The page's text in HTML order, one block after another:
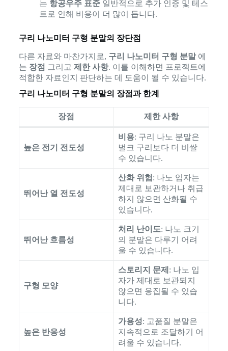
는 항공우주 표준일반적으로 추가 인증 및 테스
트로 인해 비용이 더 많이 듭니다.
구리 나노미터 구형 분말의 장단점
다른 자료와 마찬가지로, 구리 나노미터 구형 분말에
는 장점 그리고 제한 사항. 이를 이해하면 프로젝트에
적합한 자료인지 판단하는 데 도움이 될 수 있습니다.
구리 나노미터 구형 분말의 장점과 한계
장점 제한 사항
높은 전기 전도성
비용: 구리 나노 분말은
벌크 구리보다 더 비쌀
수 있습니다.
뛰어난 열 전도성
산화 위험 : 나노 입자는
제대로 보관하거나 취급
하지 않으면 산화될 수
있습니다.
뛰어난 흐름성
처리 난이도: 나노 크기
의 분말은 다루기 어려
울 수 있습니다.
구형 모양
스토리지 문제 : 나노 입
자가 제대로 보관되지
않으면 응집될 수 있습
니다.
높은 반응성
가용성: 고품질 분말은
지속적으로 조달하기 어
려울 수 있습니다.